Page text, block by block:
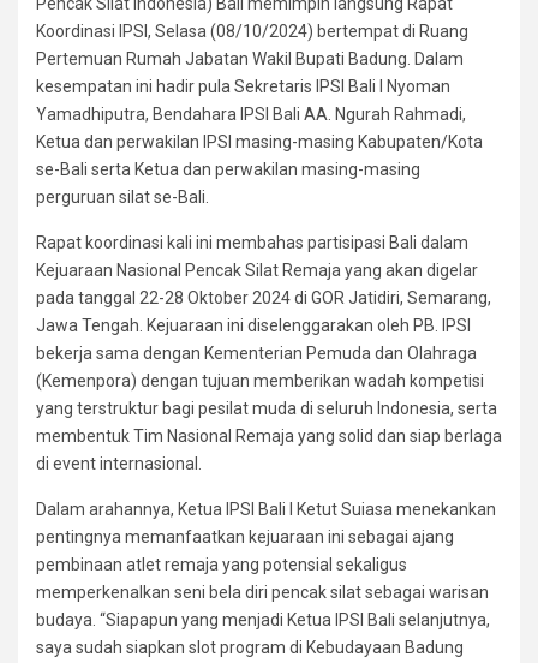
Koordinasi IPSI, Selasa (08/10/2024) bertempat di Ruang
Pertemuan Rumah Jabatan Wakil Bupati Badung. Dalam
kesempatan ini hadir pula Sekretaris IPSI Bali I Nyoman
Yamadhiputra, Bendahara IPSI Bali AA. Ngurah Rahmadi,
Ketua dan perwakilan IPSI masing-masing Kabupaten/Kota
se-Bali serta Ketua dan perwakilan masing-masing
perguruan silat se-Bali.
Rapat koordinasi kali ini membahas partisipasi Bali dalam
Kejuaraan Nasional Pencak Silat Remaja yang akan digelar
pada tanggal 22-28 Oktober 2024 di GOR Jatidiri, Semarang,
Jawa Tengah. Kejuaraan ini diselenggarakan oleh PB. IPSI
bekerja sama dengan Kementerian Pemuda dan Olahraga
(Kemenpora) dengan tujuan memberikan wadah kompetisi
yang terstruktur bagi pesilat muda di seluruh Indonesia, serta
membentuk Tim Nasional Remaja yang solid dan siap berlaga
di event internasional.
Dalam arahannya, Ketua IPSI Bali I Ketut Suiasa menekankan
pentingnya memanfaatkan kejuaraan ini sebagai ajang
pembinaan atlet remaja yang potensial sekaligus
memperkenalkan seni bela diri pencak silat sebagai warisan
budaya. “Siapapun yang menjadi Ketua IPSI Bali selanjutnya,
saya sudah siapkan slot program di Kebudayaan Badung